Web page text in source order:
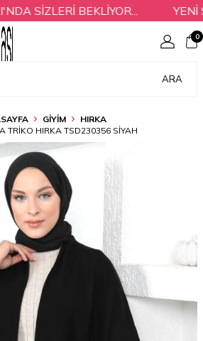
SİZLERİ BEKLİYOR... YENİ
ARA
0
GİYİM
HIRKA
TRIKO HIRKA TSD230356 SIYAH